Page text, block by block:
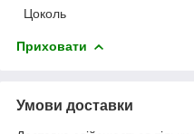
Цоколь
Приховати
Умови доставки